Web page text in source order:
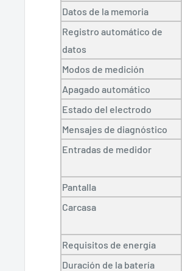
Datos de la memoria
Registro automático de
datos
Modos de medición
Apagado automático
Estado del electrodo
Mensajes de diagnóstico
Entradas de medidor
Pantalla
Carcasa
Requisitos de energía
Duración de la batería